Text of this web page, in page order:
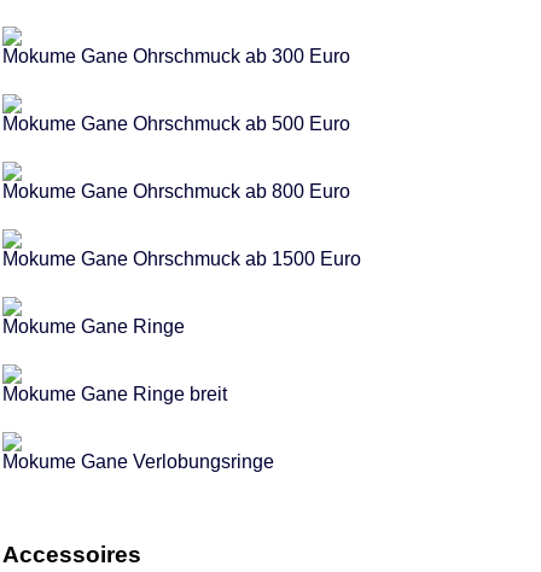
Mokume Gane Ohrschmuck ab 300 Euro
Mokume Gane Ohrschmuck ab 500 Euro
Mokume Gane Ohrschmuck ab 800 Euro
Mokume Gane Ohrschmuck ab 1500 Euro
Mokume Gane Ringe
Mokume Gane Ringe breit
Mokume Gane Verlobungsringe
Accessoires